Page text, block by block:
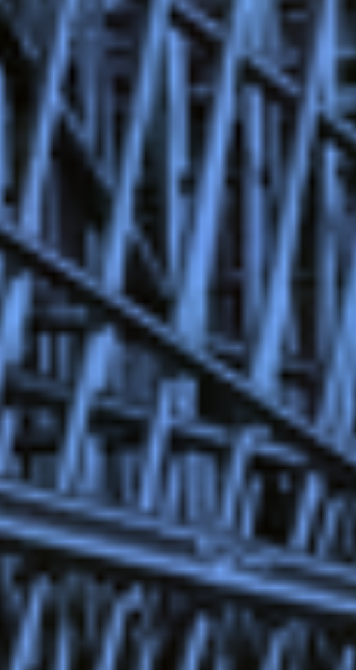
Zeer beperkt
Minimaal nodig om content te kunnen tonen.
Voor website statistieken: om het gebruik van de
excap website te analyseren. We kunnen
bijvoorbeeld op basis van bezoekersstromen
achterhalen welke pagina’s populair zijn en
welke onderdelen in de website aangepast
moeten worden.
Standaard
Voor marketing doeleinden: om na te gaan of
wij de juiste doelgroep bereiken en hiermee
onze advertenties het gewenste resultaat
opleveren. We kunnen op basis van cookies
nagaan in hoeverre de advertenties relevant
waren voor onze websitebezoekers. Daarnaast
kunnen we rekening houden met welke
advertenties u van ons te zien krijgt, om te
voorkomen dat u steeds dezelfde advertentie
ziet.